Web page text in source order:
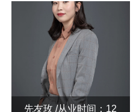
先友玫 /从业时间：12